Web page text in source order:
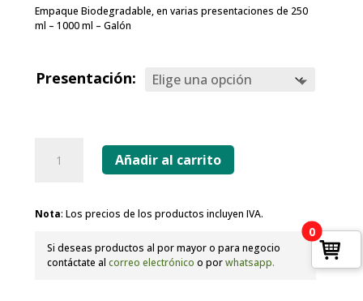
Empaque Biodegradable, en varias presentaciones de 250
ml – 1000 ml – Galón
Presentación:
Desinfectante
Añadir al carrito
Nota: Los precios de los productos incluyen IVA.
Si deseas productos al por mayor o para negocio
contáctate alcorreo electrónicoo porwhatsapp.
0